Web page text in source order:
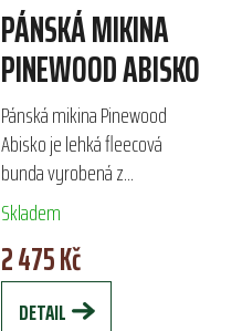
PÁNSKÁ MIKINA
PINEWOOD ABISKO
Pánská mikina Pinewood
Abisko je lehká fleecová
bunda vyrobená z
recyklovaného polyesteru a
elastanu. Díky své prodyšnosti
a hřejivým vlastnostem je
ideální pro turistiku a...
Skladem
2 475 Kč
DETAIL